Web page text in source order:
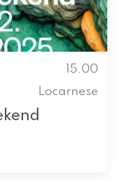
15.00
Locarnese